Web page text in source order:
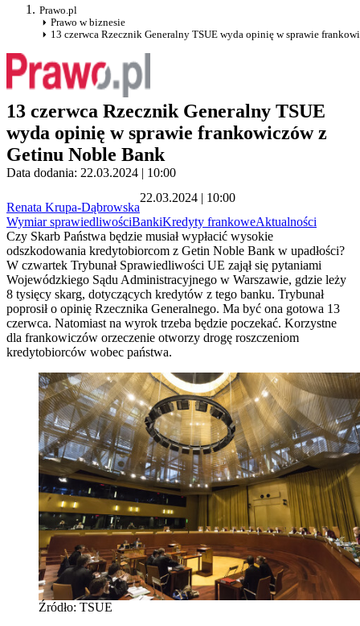
Prawo.pl
Prawo w biznesie
13 czerwca Rzecznik Generalny TSUE wyda opinię w sprawie
13 czerwca Rzecznik Generalny TSUE
wyda opinię w sprawie frankowiczów z
Getinu Noble Bank
Data dodania: 22.03.2024 | 10:00
Renata Krupa-Dąbrowska
22.03.2024 | 10:00
Wymiar sprawiedliwościBankiKredyty frankoweAktualności
Czy Skarb Państwa będzie musiał wypłacić wysokie
odszkodowania kredytobiorcom z Getin Noble Bank w upadłości?
W czwartek Trybunał Sprawiedliwości UE zajął się pytaniami
Wojewódzkiego Sądu Administracyjnego w Warszawie, gdzie leży
8 tysięcy skarg, dotyczących kredytów z tego banku. Trybunał
poprosił o opinię Rzecznika Generalnego. Ma być ona gotowa 13
czerwca. Natomiast na wyrok trzeba będzie poczekać. Korzystne
dla frankowiczów orzeczenie otworzy drogę roszczeniom
kredytobiorców wobec państwa.
Źródło: TSUE